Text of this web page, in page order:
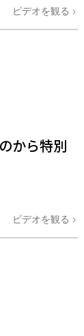
ビデオを観る
から特別
ビデオを観る